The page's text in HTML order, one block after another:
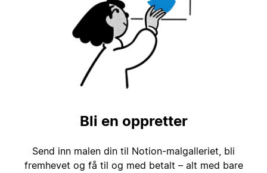
Bli en oppretter
Send inn malen din til Notion-malgalleriet, bli
fremhevet og få til og med betalt – alt med bare